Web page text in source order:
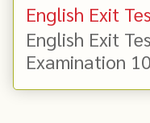
English Exit
English Exit
Examination